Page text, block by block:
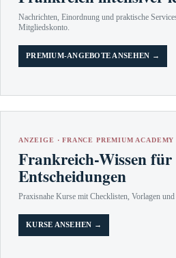
Nachrichten, Einordnung und praktische
Mitgliedskonto.
PREMIUM-ANGEBOTE ANSEHEN →
ANZEIGE · FRANCE PREMIUM ACADEMY
Frankreich-Wissen
Entscheidungen
Praxisnahe Kurse mit Checklisten, Vorlagen
KURSE ANSEHEN →